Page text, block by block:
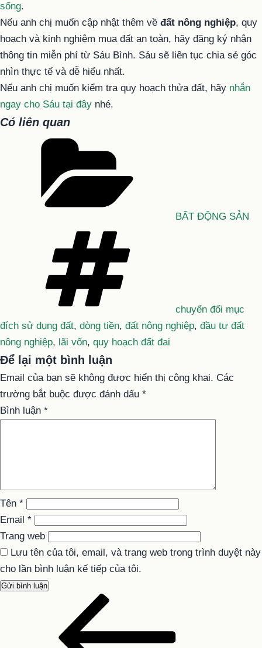
sống.
Nếu anh chị muốn cập nhật thêm về đất nông nghiệp, quy
hoạch và kinh nghiệm mua đất an toàn, hãy đăng ký nhận
thông tin miễn phí từ Sáu Bình. Sáu sẽ liên tục chia sẻ góc
nhìn thực tế và dễ hiểu nhất.
Nếu anh chị muốn kiểm tra quy hoạch thửa đất, hãy nhắn
ngay cho Sáu tại đây nhé.
Có liên quan
BẤT ĐỘNG SẢN
chuyển đổi mục
đích sử dụng đất, dòng tiền, đất nông nghiệp, đầu tư đất
nông nghiệp, lãi vốn, quy hoạch đất đai
Để lại một bình luận
Email của bạn sẽ không được hiển thị công khai. Các
trường bắt buộc được đánh dấu *
Bình luận *
Tên *
Email *
Trang web
Lưu tên của tôi, email, và trang web trong trình duyệt này
cho lần bình luận kế tiếp của tôi.